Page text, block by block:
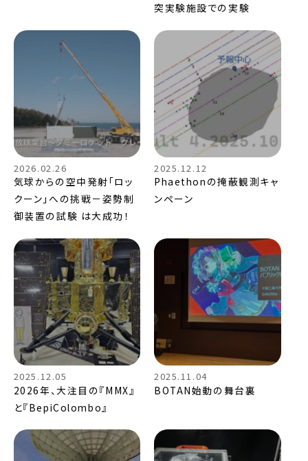
突実験施設での実験
2026.02.26
気球からの空中発射「ロッ
クーン」への挑戦－姿勢制
御装置の試験 は大成功！
2025.12.12
Phaethonの掩蔽観測キャ
ンペーン
2025.12.05
2026年、大注目の『MMX』
と『BepiColombo』
2025.11.04
BOTAN始動の舞台裏